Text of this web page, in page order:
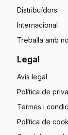
Distribuïdors
Internacional
Treballa amb
Legal
Avís legal
Política de
Termes i
Política de